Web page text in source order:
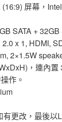
屏幕，
SATA + 32GB
x 1, HDMI,
2×1.5W
，連內置
作。
有更改，最後以